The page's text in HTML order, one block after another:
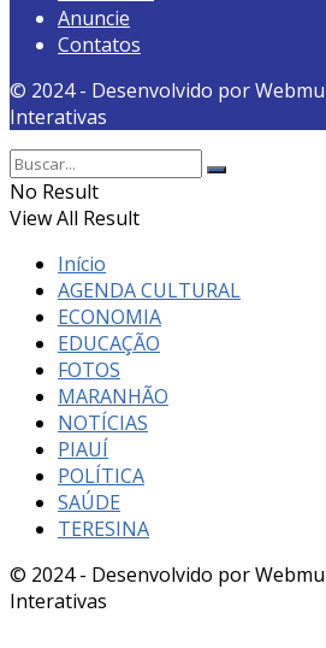
Anuncie
Contatos
© 2024 - Desenvolvido por
Interativas
No Result
View All Result
Início
AGENDA CULTURAL
ECONOMIA
EDUCAÇÃO
FOTOS
MARANHÃO
NOTÍCIAS
PIAUÍ
POLÍTICA
SAÚDE
TERESINA
© 2024 - Desenvolvido por
Interativas